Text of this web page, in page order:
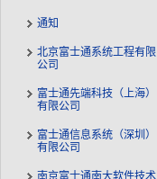
通知
北京富士通系统工程有限
公司
富士通先端科技（上海）
有限公司
富士通信息系统（深圳）
有限公司
南京富士通南大软件技术